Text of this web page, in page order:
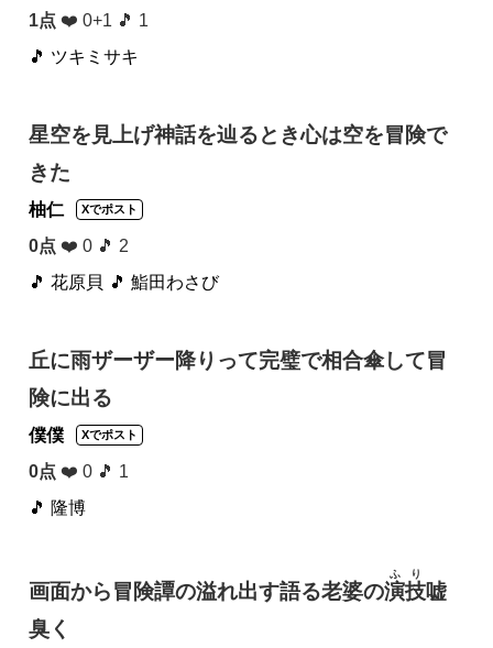
1点 ❤️ 0+1 🎵 1
🎵 ツキミサキ
星空を見上げ神話を辿るとき心は空を冒険で
きた
柚仁 Xでポスト
0点 ❤️ 0 🎵 2
🎵 花原貝 🎵 鮨田わさび
丘に雨ザーザー降りって完璧で相合傘して冒
険に出る
僕僕 Xでポスト
0点 ❤️ 0 🎵 1
🎵 隆博
画面から冒険譚の溢れ出す語る老婆の演技
ふり
嘘
臭く